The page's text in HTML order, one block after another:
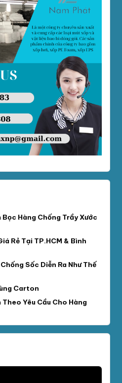
Bọc Hàng Chống Trầy Xước
Rẻ Tại TP.HCM & Bình
Sốc Diễn Ra Như Thế
Carton
Yêu Cầu Cho Hàng